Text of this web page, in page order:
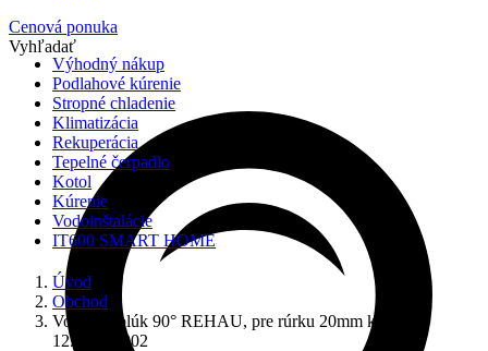
Cenová ponuka
Vyhľadať
Výhodný nákup
Podlahové kúrenie
Stropné chladenie
Klimatizácia
Rekuperácia
Tepelné čerpadlo
Kotol
Kúrenie
Vodoinštalácie
IT600 SMART HOME
Úvod
Obchod
Vodiaci oblúk 90° REHAU, pre rúrku 20mm kov,
12587981002